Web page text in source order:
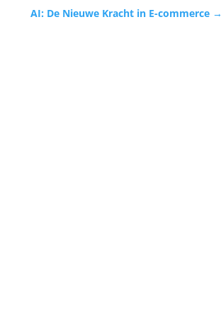
AI: De Nieuwe Kracht in E-commerce→